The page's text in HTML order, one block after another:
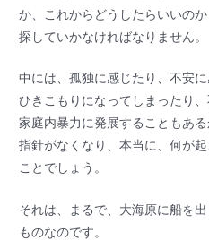
か、これからどうしたらいいの
探していかなければなりません。
中には、孤独に感じたり、不安
ひきこもりになってしまったり
家庭内暴力に発展することもあ
指針がなくなり、本当に、何が
ことでしょう。
それは、まるで、大海原に船を
ものなのです。